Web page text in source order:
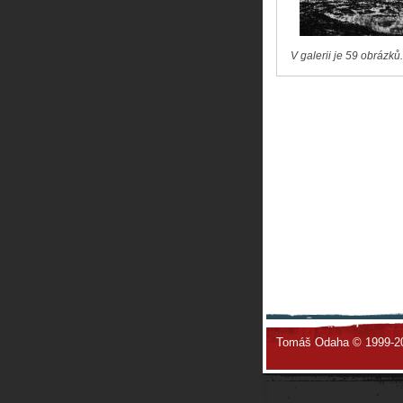
V galerii je 59 obrázků.
Tomáš Odaha © 1999-